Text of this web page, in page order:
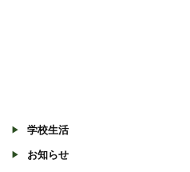
学校生活
お知らせ